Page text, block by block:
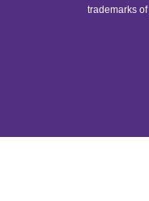
trademarks of